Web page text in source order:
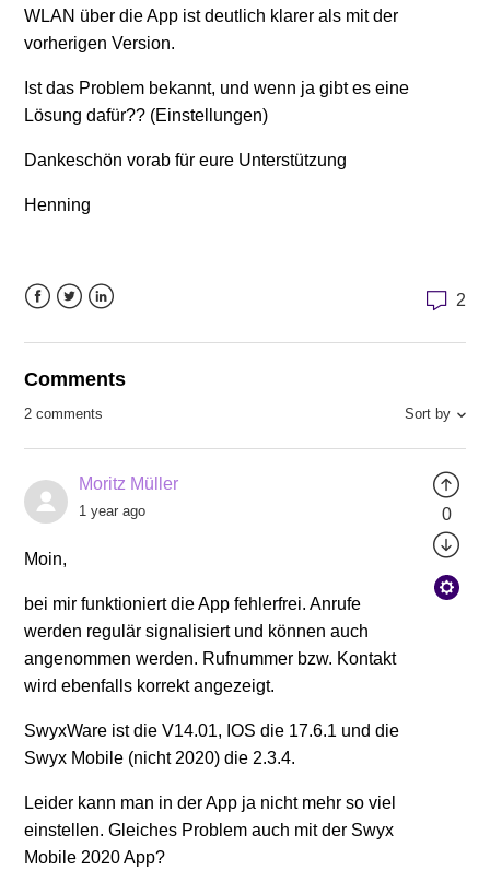
WLAN über die App ist deutlich klarer als mit der
vorherigen Version.
Ist das Problem bekannt, und wenn ja gibt es eine
Lösung dafür?? (Einstellungen)
Dankeschön vorab für eure Unterstützung
Henning
2
Comments
2 comments Sort by
Moritz Müller
1 year ago
Moin,
bei mir funktioniert die App fehlerfrei. Anrufe
werden regulär signalisiert und können auch
angenommen werden. Rufnummer bzw. Kontakt
wird ebenfalls korrekt angezeigt.
SwyxWare ist die V14.01, IOS die 17.6.1 und die
Swyx Mobile (nicht 2020) die 2.3.4.
Leider kann man in der App ja nicht mehr so viel
einstellen. Gleiches Problem auch mit der Swyx
Mobile 2020 App?
0